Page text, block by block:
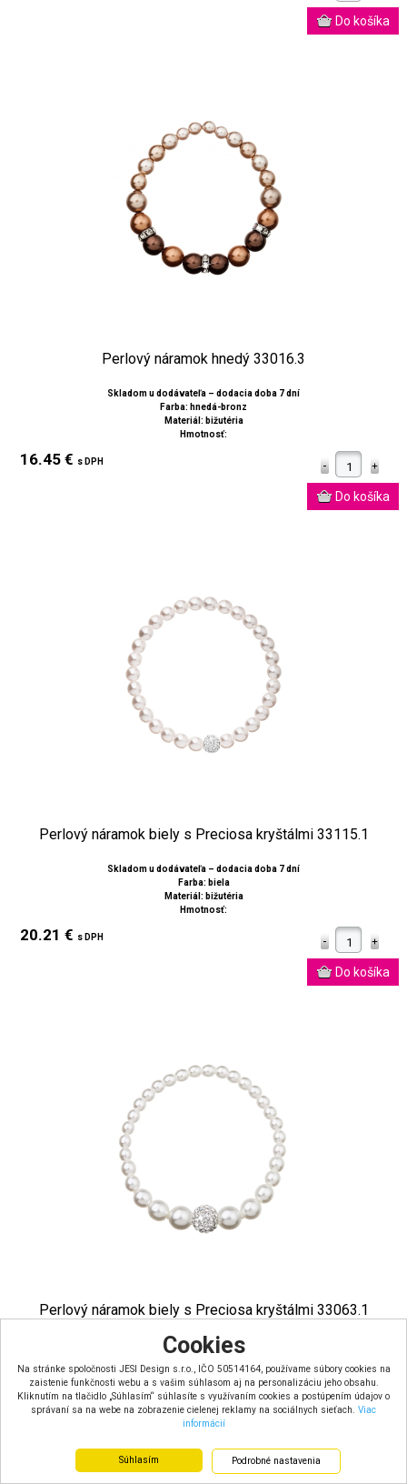
Cookies
Na stránke spoločnosti JESI Design s.r.o., IČO 50514164, používame súbory cookies na
zaistenie funkčnosti webu a s vašim súhlasom aj na personalizáciu jeho obsahu.
Kliknutím na tlačidlo „Súhlasím“ súhlasíte s využívaním cookies a postúpením údajov o
správaní sa na webe na zobrazenie cielenej reklamy na sociálnych sieťach. Viac
informácií
Súhlasím Podrobné nastavenia
Perlový náramok hnedý 33016.3
Skladom u dodávateľa – dodacia doba 7 dní
Farba: hnedá-bronz
Materiál: bižutéria
Hmotnosť:
16.45 € s DPH
Perlový náramok biely s Preciosa kryštálmi 33115.1
Skladom u dodávateľa – dodacia doba 7 dní
Farba: biela
Materiál: bižutéria
Hmotnosť:
20.21 € s DPH
Perlový náramok biely s Preciosa kryštálmi 33063.1
Skladom u dodávateľa – dodacia doba 7 dní
Materiál: bižutéria
Hmotnosť:
21.62 €s DPH